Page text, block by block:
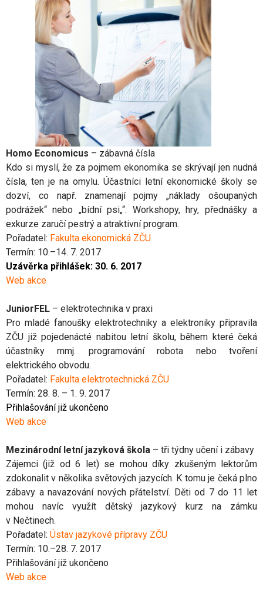
Homo Economicus – zábavná čísla
Kdo si myslí, že za pojmem ekonomika se skrývají jen nudná
čísla, ten je na omylu. Účastníci letní ekonomické školy se
dozví, co např. znamenají pojmy „náklady ošoupaných
podrážek“ nebo „bídní psi„“. Workshopy, hry, přednášky a
exkurze zaručí pestrý a atraktivní program.
Pořadatel: Fakulta ekonomická ZČU
Termín: 10.–14. 7. 2017
Uzávěrka přihlášek: 30. 6. 2017
Web akce
JuniorFEL – elektrotechnika v praxi
Pro mladé fanoušky elektrotechniky a elektroniky připravila
ZČU již pojedenácté nabitou letní školu, během které čeká
účastníky mmj. programování robota nebo tvoření
elektrického obvodu.
Pořadatel: Fakulta elektrotechnická ZČU
Termín: 28. 8. – 1. 9. 2017
Přihlašování již ukončeno
Web akce
Mezinárodní letní jazyková škola – tři týdny učení i zábavy
Zájemci (již od 6 let) se mohou díky zkušeným lektorům
zdokonalit v několika světových jazycích. K tomu je čeká plno
zábavy a navazování nových přátelství. Děti od 7 do 11 let
mohou navíc využít dětský jazykový kurz na zámku
v Nečtinech.
Pořadatel: Ústav jazykové přípravy ZČU
Termín: 10.–28. 7. 2017
Přihlašování již ukončeno
Web akce